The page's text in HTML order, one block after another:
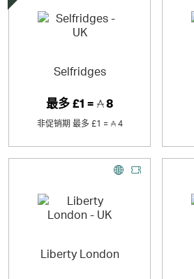
Selfridges
最多 £1 = 8
非促销期 最多 £1 = 4
Liberty London